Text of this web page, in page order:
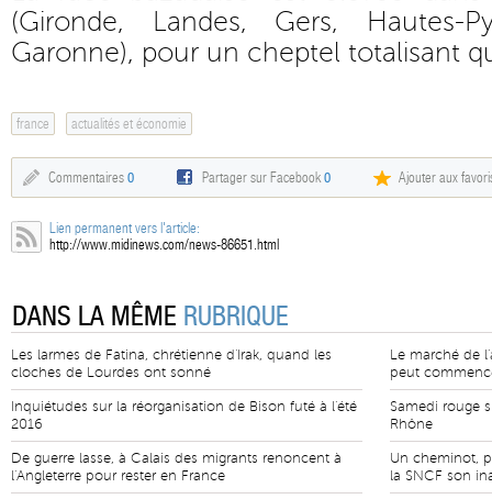
(Gironde, Landes, Gers, Hautes-
Garonne), pour un cheptel totalisant
france actualités et économie
Commentaires 0 Partager sur Facebook0 Ajouter aux
Lien permanent vers l'article:
http://www.midinews.com/news-86651.html
DANS LA MÊME RUBRIQUE
Les larmes de Fatina, chrétienne d'Irak, quand les
cloches de Lourdes ont sonné
Inquiétudes sur la réorganisation de Bison futé à l'été
2016
De guerre lasse, à Calais des migrants renoncent à
l'Angleterre pour rester en France
Le marché de
peut
Samedi rouge
Rhône
Un cheminot,
la SNCF son